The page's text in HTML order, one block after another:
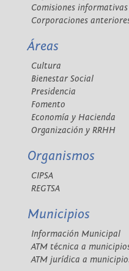
Comisiones informativas
Corporaciones
Áreas
Cultura
Bienestar Social
Presidencia
Fomento
Economía y Hacienda
Organización y RRHH
Organismos
CIPSA
REGTSA
Municipios
Información Municipal
ATM técnica a
ATM jurídica a